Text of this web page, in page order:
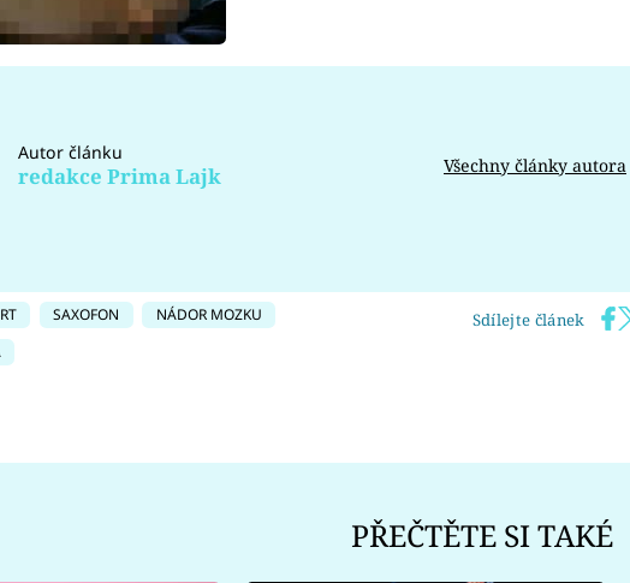
Autor článku
redakce Prima Lajk Všechny články autora
Sdílejte článek
SAXOFON
NÁDOR MOZKU
PŘEČTĚTE SI TAKÉ